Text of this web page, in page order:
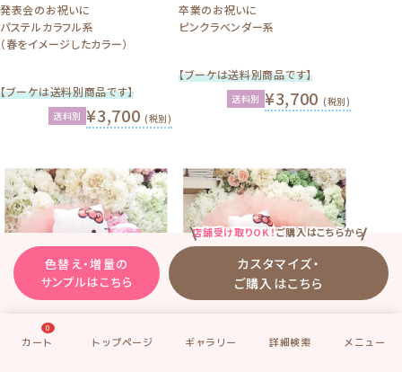
色替え・増量の
サンプルはこちら
店舗受け取りOK！ご購入はこちらから
カスタマイズ・
ご購入はこちら
発表会のお祝いに
パステルカラフル系
（春をイメージしたカラー）
【ブーケは送料別商品です】
送料別 ¥3,700(税別)
卒業のお祝いに
ピンクラベンダー系
【ブーケは送料別商品です】
送料別 ¥3,700 (税別)
0